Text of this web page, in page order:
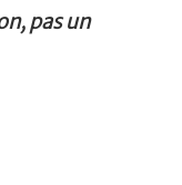
pas un